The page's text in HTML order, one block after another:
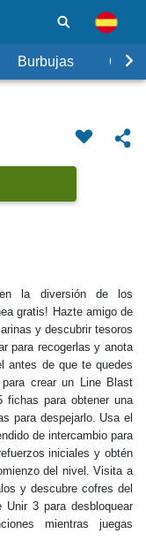
Burbujas
la diversión de los
gratis! Hazte amigo de
y descubrir tesoros
para recogerlas y anota
antes de que te quedes
crear un Line Blast
fichas para obtener una
para despejarlo. Usa el
de intercambio para
iniciales y obtén
del nivel. Visita a
y descubre cofres del
3 para desbloquear
mientras juegas